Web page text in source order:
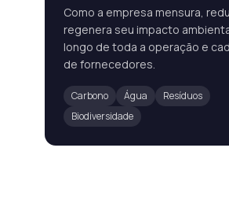
Como a empresa mensura,
regenera seu impacto
longo de toda a operação e
de fornecedores.
Carbono Água
Resíduos
Biodiversidade